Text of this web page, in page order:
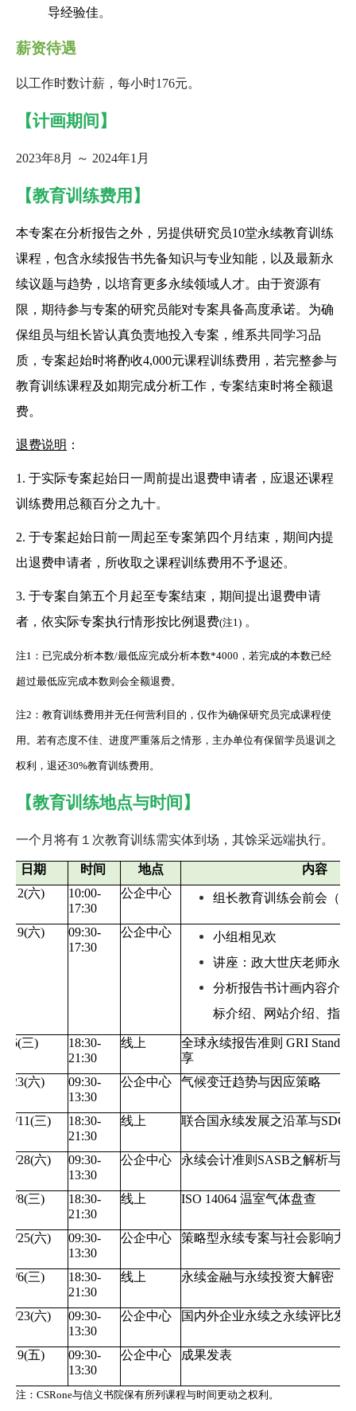
导经验佳。
薪资待遇
以工作时数计薪，每小时176元。
【计画期间】
2023年8月 ～ 2024年1月
【教育训练费用】
本专案在分析报告之外，另提供研究员10堂永续教育训练
课程，包含永续报告书先备知识与专业知能，以及最新永
续议题与趋势，以培育更多永续领域人才。由于资源有
限，期待参与专案的研究员能对专案具备高度承诺。为确
保组员与组长皆认真负责地投入专案，维系共同学习品
质，专案起始时将酌收4,000元课程训练费用，若完整参与
教育训练课程及如期完成分析工作，专案结束时将全额退
费。
退费说明 ：
1. 于实际专案起始日一周前提出退费申请者，应退还课程
训练费用总额百分之九十。
2. 于专案起始日前一周起至专案第四个月结束，期间内提
出退费申请者，所收取之课程训练费用不予退还。
3. 于专案自第五个月起至专案结束，期间提出退费申请
者，依实际专案执行情形按比例退费(注1) 。
注1：已完成分析本数/最低应完成分析本数*4000，若完成的本数已经
超过最低应完成本数则会全额退费。
注2：教育训练费用并无任何营利目的，仅作为确保研究员完成课程使
用。若有态度不佳、进度严重落后之情形，主办单位有保留学员退训之
权利，退还30%教育训练费用。
【教育训练地点与时间】
一个月将有１次教育训练需实体到场，其馀采远端执行。
日期 时间 地点
内容
8/12(六)
10:00-
17:30
公企中心 组长教育训练会前会（
8/19(六)
09:30-
17:30
公企中心
小组相见欢
讲座：政大世庆老师永
分析报告书计画内容介
标介绍、网站介绍、指
9/6(三)
18:30-
21:30
线上
全球永续报告准则 GRI
享
9/23(六)
09:30-
13:30
公企中心 气候变迁趋势与因应策略
10/11(三)
18:30-
21:30
线上 联合国永续发展之沿革与SDGs
10/28(六)
09:30-
13:30
公企中心 永续会计准则SASB之解析与
11/8(三)
18:30-
21:30
线上 ISO 14064 温室气体盘查
11/25(六)
09:30-
13:30
公企中心 策略型永续专案与社会影响力
12/6(三)
18:30-
21:30
线上 永续金融与永续投资大解密
12/23(六)
09:30-
13:30
公企中心 国内外企业永续之永续评比发
1/19(五)
09:30-
13:30
公企中心 成果发表
注：CSRone与信义书院保有所列课程与时间更动之权利。